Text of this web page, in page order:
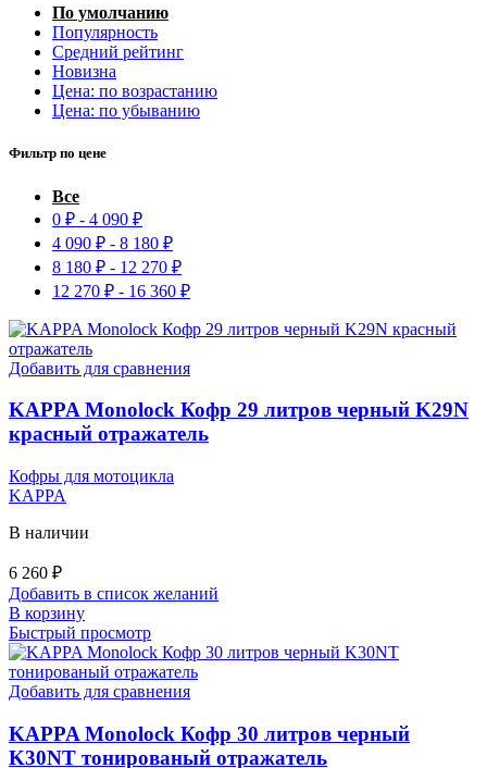
По умолчанию
Популярность
Средний рейтинг
Новизна
Цена: по возрастанию
Цена: по убыванию
Фильтр по цене
Все
0 ₽ - 4 090 ₽
4 090 ₽ - 8 180 ₽
8 180 ₽ - 12 270 ₽
12 270 ₽ - 16 360 ₽
Добавить для сравнения
KAPPA Monolock Кофр 29 литров черный K29N
красный отражатель
Кофры для мотоцикла
KAPPA
В наличии
6 260 ₽
Добавить в список желаний
В корзину
Быстрый просмотр
Добавить для сравнения
KAPPA Monolock Кофр 30 литров черный
K30NT тонированый отражатель